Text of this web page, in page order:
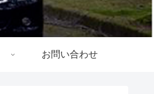
お問い合わせ